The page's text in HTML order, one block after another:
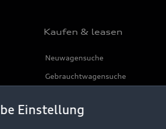
Einstellung
Kaufen & leasen
Neuwagensuche
Gebrauchtwagensuche
Finanzierung